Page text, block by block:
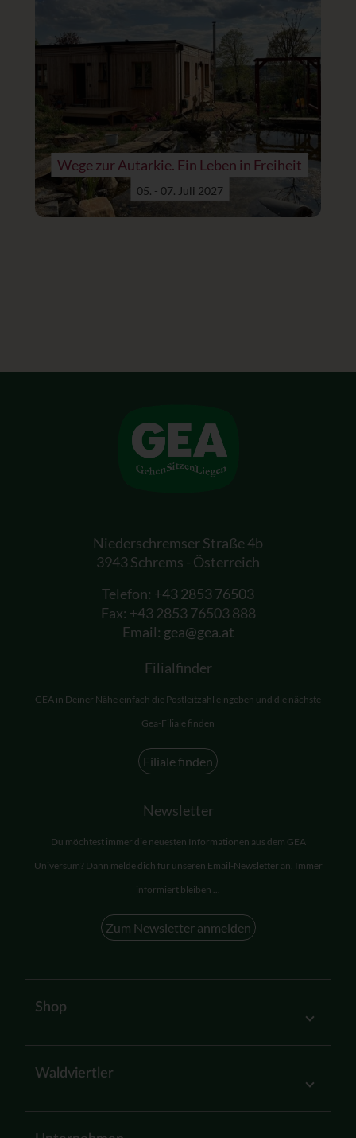
Wege zur Autarkie. Ein Leben in Freiheit
05. - 07. Juli 2027
Niederschremser Straße 4b
3943 Schrems - Österreich
Telefon: +43 2853 76503
Fax: +43 2853 76503 888
Email: gea@gea.at
Filialfinder
GEA in Deiner Nähe einfach die Postleitzahl eingeben und die nächste
Gea-Filiale finden
Filiale finden
Newsletter
Du möchtest immer die neuesten Informationen aus dem GEA
Universum? Dann melde dich für unseren Email-Newsletter an. Immer
informiert bleiben ...
Zum Newsletter anmelden
Shop
Waldviertler